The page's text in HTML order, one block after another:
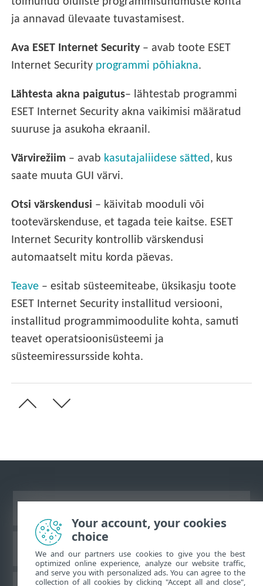
ja annavad ülevaate tuvastamisest.
Ava ESET Internet Security– avab toote ESET
Internet Security programmi põhiakna.
Lähtesta akna paigutus– lähtestab programmi
ESET Internet Security akna vaikimisi määratud
suuruse ja asukoha ekraanil.
Värvirežiim – avab kasutajaliidese sätted, kus
saate muuta GUI värvi.
Otsi värskendusi – käivitab mooduli või
tootevärskenduse, et tagada teie kaitse. ESET
Internet Security kontrollib värskendusi
automaatselt mitu korda päevas.
Teave – esitab süsteemiteabe, üksikasju toote
ESET Internet Security installitud versiooni,
installitud programmimoodulite kohta, samuti
teavet operatsioonisüsteemi ja
süsteemiressursside kohta.
ESET teadmistebaas
Your account, your cookies
choice
We and our partners use cookies to give you the best
optimized online experience, analyze our website traffic,
and serve you with personalized ads. You can agree to the
collection of all cookies by clicking "Accept all and close",